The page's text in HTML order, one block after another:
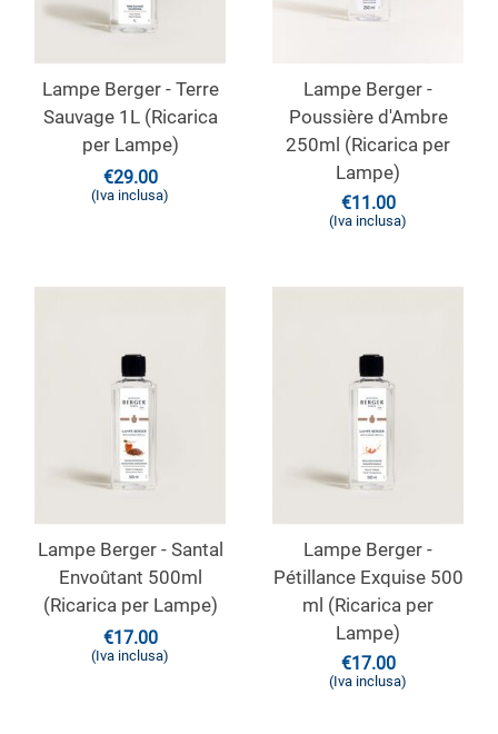
Lampe Berger - Terre
Sauvage 1L (Ricarica
per Lampe)
€29.00
(Iva inclusa)
Lampe Berger -
Poussière d'Ambre
250ml (Ricarica per
Lampe)
€11.00
(Iva inclusa)
Lampe Berger - Santal
Envoûtant 500ml
(Ricarica per Lampe)
€17.00
(Iva inclusa)
Lampe Berger -
Pétillance Exquise 500
ml (Ricarica per
Lampe)
€17.00
(Iva inclusa)